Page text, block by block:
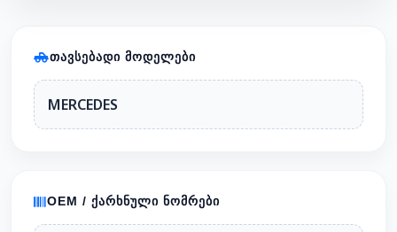
ᲗᲐᲕᲡᲔᲑᲐᲓᲘ ᲛᲝᲓᲔᲚᲔᲑᲘ
MERCEDES
OEM / ᲥᲐᲠᲮᲜᲣᲚᲘ ᲜᲝᲛᲠᲔᲑᲘ